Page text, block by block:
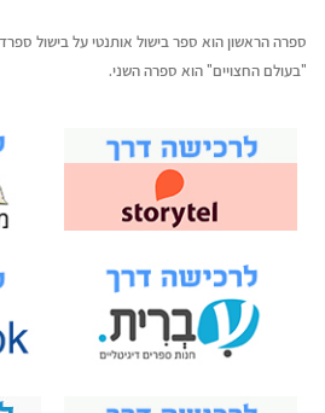
ספרה הראשון הוא ספר בישול אותנטי על בישול
"בעולם החצויים" הוא ספרה השני.